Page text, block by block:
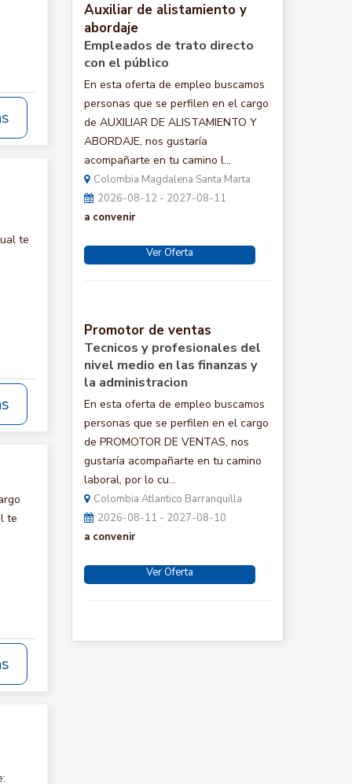
te
te
Auxiliar de alistamiento y
abordaje
Empleados de trato directo
con el público
En esta oferta de empleo buscamos
personas que se perfilen en el cargo
de AUXILIAR DE ALISTAMIENTO Y
ABORDAJE, nos gustaría
acompañarte en tu camino l...
Colombia Magdalena Santa Marta
2026-08-12 - 2027-08-11
a convenir
Ver Oferta
Promotor de ventas
Tecnicos y profesionales del
nivel medio en las finanzas y
la administracion
En esta oferta de empleo buscamos
personas que se perfilen en el cargo
de PROMOTOR DE VENTAS, nos
gustaría acompañarte en tu camino
laboral, por lo cu...
Colombia Atlantico Barranquilla
2026-08-11 - 2027-08-10
a convenir
Ver Oferta